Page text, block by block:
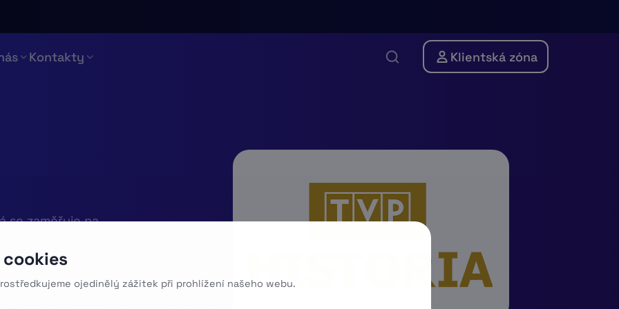
Kontakty Klientská zóna
se zaměřuje na
světové války, ale i
ojedinělý zážitek při prohlížení našeho webu.